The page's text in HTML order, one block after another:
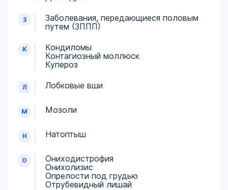
З
Заболевания, передающиеся половым
путем (ЗППП)
К
Кондиломы
Контагиозный моллюск
Купероз
Л Лобковые вши
М Мозоли
Н Натоптыш
О
Ониходистрофия
Онихолизис
Опрелости под грудью
Отрубевидный лишай